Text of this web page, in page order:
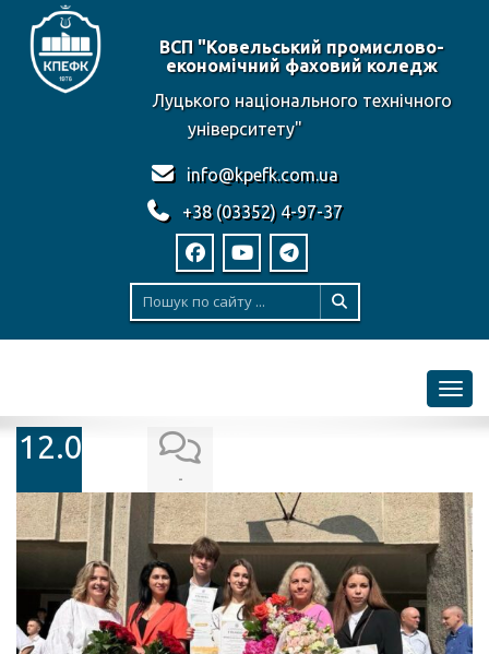
ВСП "Ковельський промислово-
економічний фаховий коледж
Луцького національного технічного
університету"
info@kpefk.com.ua
+38 (03352) 4-97-37
12.06.2025
-